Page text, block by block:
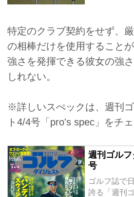
特定のクラブ契約をせず、
の相棒だけを使用すること
強さを発揮できる彼女の強
しれない。
※詳しいスぺックは、週刊
ト4/4号「pro's spec」をチェ
週刊ゴル
号
ゴルフ誌で
誇る「週刊